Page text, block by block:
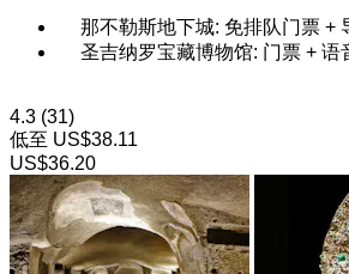
那不勒斯地下城: 免排队门票 +
圣吉纳罗宝藏博物馆: 门票 + 语
4.3 (31)
低至 US$38.11
US$36.20